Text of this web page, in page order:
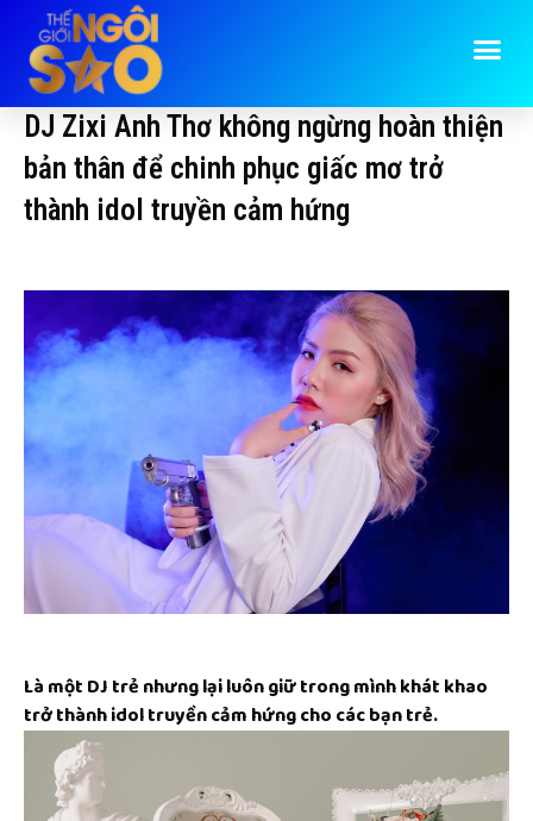
DJ Zixi Anh Thơ không ngừng hoàn thiện
bản thân để chinh phục giấc mơ trở
thành idol truyền cảm hứng
Là một DJ trẻ nhưng lại luôn giữ trong mình khát khao
trở thành idol truyền cảm hứng cho các bạn trẻ.